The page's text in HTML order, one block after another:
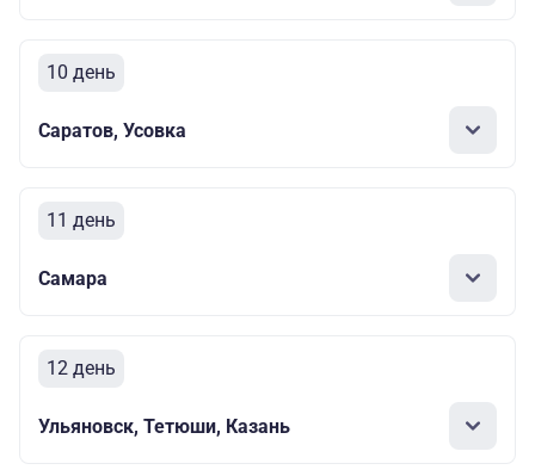
10 день
Саратов, Усовка
11 день
Самара
12 день
Ульяновск, Тетюши, Казань